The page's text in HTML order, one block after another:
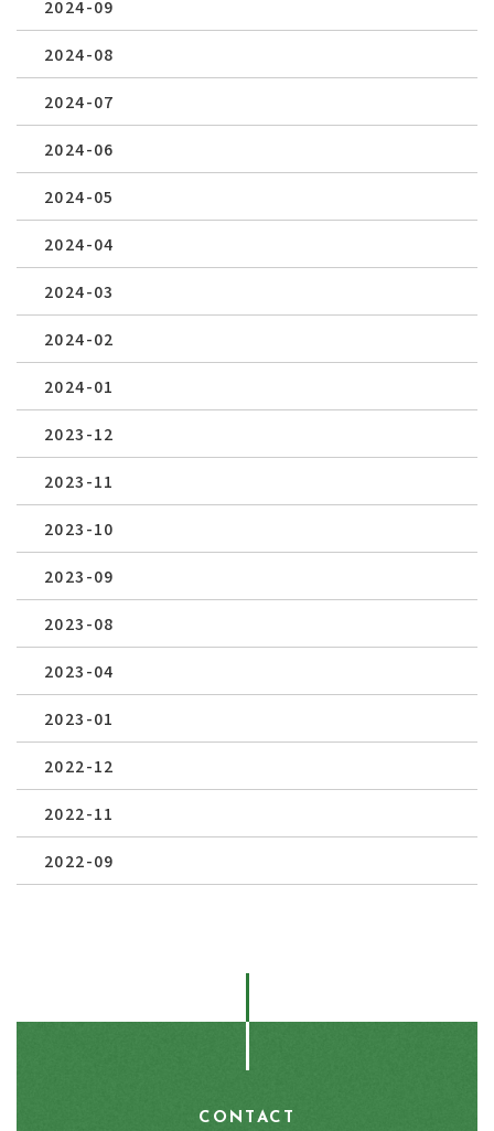
2024-09
2024-08
2024-07
2024-06
2024-05
2024-04
2024-03
2024-02
2024-01
2023-12
2023-11
2023-10
2023-09
2023-08
2023-04
2023-01
2022-12
2022-11
2022-09
CONTACT